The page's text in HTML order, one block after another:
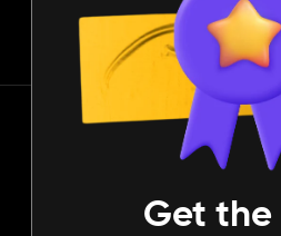
Get the